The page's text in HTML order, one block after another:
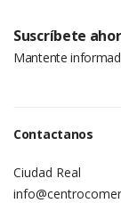
Suscríbete
Mantente
Contactanos
Ciudad Real